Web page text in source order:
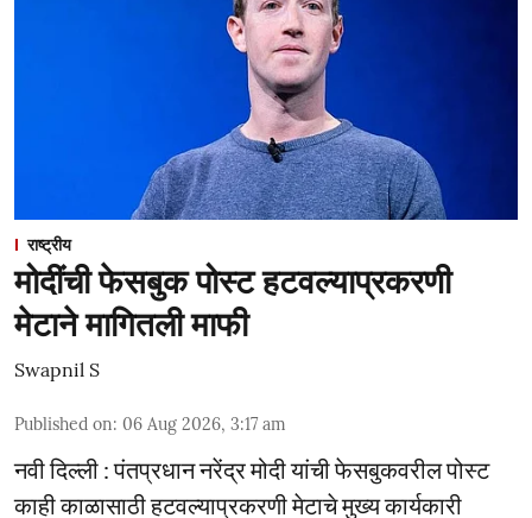
राष्ट्रीय
मोदींची फेसबुक पोस्ट हटवल्याप्रकरणी
मेटाने मागितली माफी
Swapnil S
Published on: 06 Aug 2026, 3:17 am
नवी दिल्ली : पंतप्रधान नरेंद्र मोदी यांची फेसबुकवरील पोस्ट
काही काळासाठी हटवल्याप्रकरणी मेटाचे मुख्य कार्यकारी